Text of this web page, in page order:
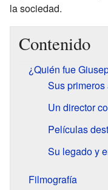
la sociedad.
Contenido
¿Quién fue
Sus
Un director
Películas
Su legado y
Filmografía